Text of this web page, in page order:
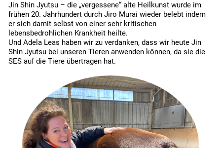
Jin Shin Jyutsu – die „vergessene“ alte Heilkunst wurde im
frühen 20. Jahrhundert durch Jiro Murai wieder belebt indem
er sich damit selbst von einer sehr kritischen
lebensbedrohlichen Krankheit heilte.
Und Adela Leas haben wir zu verdanken, dass wir heute Jin
Shin Jyutsu bei unseren Tieren anwenden können, da sie die
SES auf die Tiere übertragen hat.